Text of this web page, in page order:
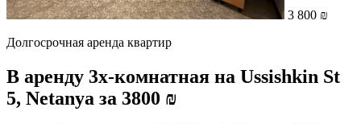
3 800 ₪
Долгосрочная аренда квартир
В аренду 3х-комнатная на Ussishkin St
5, Netanya за 3800 ₪